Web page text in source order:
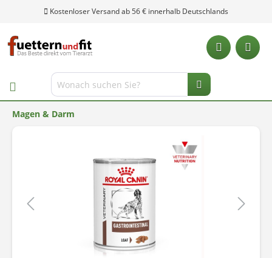
Kostenloser Versand ab 56 € innerhalb Deutschlands
Magen & Darm